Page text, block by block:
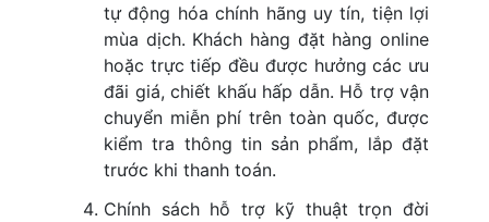
tự động hóa chính hãng uy tín, tiện lợi
mùa dịch. Khách hàng đặt hàng online
hoặc trực tiếp đều được hưởng các ưu
đãi giá, chiết khấu hấp dẫn. Hỗ trợ vận
chuyển miễn phí trên toàn quốc, được
kiểm tra thông tin sản phẩm, lắp đặt
trước khi thanh toán.
Chính sách hỗ trợ kỹ thuật trọn đời